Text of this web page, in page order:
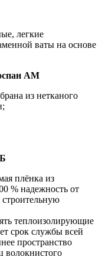
легкие
ваты на основе
АМ
из нетканого
плёнка из
% надежность от
теплоизолирующие
срок службы всей
пространство
волокнистого